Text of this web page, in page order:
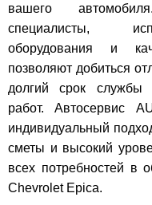
вашего
специалисты,
оборудования и
позволяют добиться
долгий срок службы
работ. Автосервис
индивидуальный
сметы и высокий
всех потребностей в
Chevrolet Epica.